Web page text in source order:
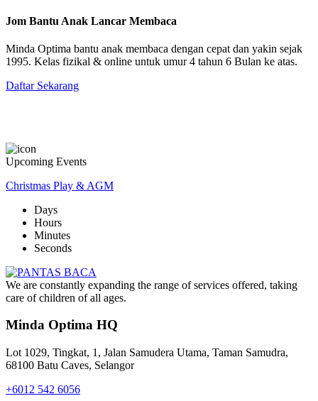
Jom Bantu Anak Lancar Membaca
Minda Optima bantu anak membaca dengan cepat dan yakin sejak
1995. Kelas fizikal & online untuk umur 4 tahun 6 Bulan ke atas.
Daftar Sekarang
Upcoming Events
Christmas Play & AGM
Days
Hours
Minutes
Seconds
We are constantly expanding the range of services offered, taking
care of children of all ages.
Minda Optima HQ
Lot 1029, Tingkat, 1, Jalan Samudera Utama, Taman Samudra,
68100 Batu Caves, Selangor
+6012 542 6056